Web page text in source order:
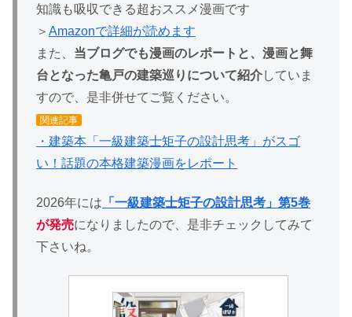
知識も吸収できる超おススメ漫画です
＞ Amazonで詳細が読めます
また、 当ブログでも漫画のレポートと、漫画と舞
台となった亀戸の建築巡りについて紹介していま
すので、是非併せてご覧ください。
関連記事
・建築本「一級建築士矩子の設計思考」がスゴ
い！話題の本格建築漫画をレポート
2026年には 「一級建築士矩子の設計思考」第5巻
が発売になりましたので、是非チェックしてみて
下さいね。